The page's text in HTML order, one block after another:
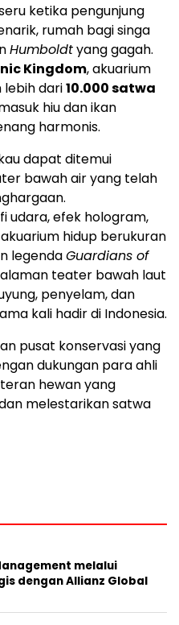
ketika pengunjung
rumah bagi singa
Humboldtyang gagah.
Kingdom, akuarium
lebih dari10.000 satwa
hiu dan ikan
harmonis.
dapat ditemui
bawah air yang telah
udara, efek hologram,
hidup berukuran
legendaGuardians of
teater bawah laut
penyelam, dan
kali hadir di Indonesia.
pusat konservasi yang
dukungan para ahli
hewan yang
melestarikan satwa
melalui
dengan Allianz Global